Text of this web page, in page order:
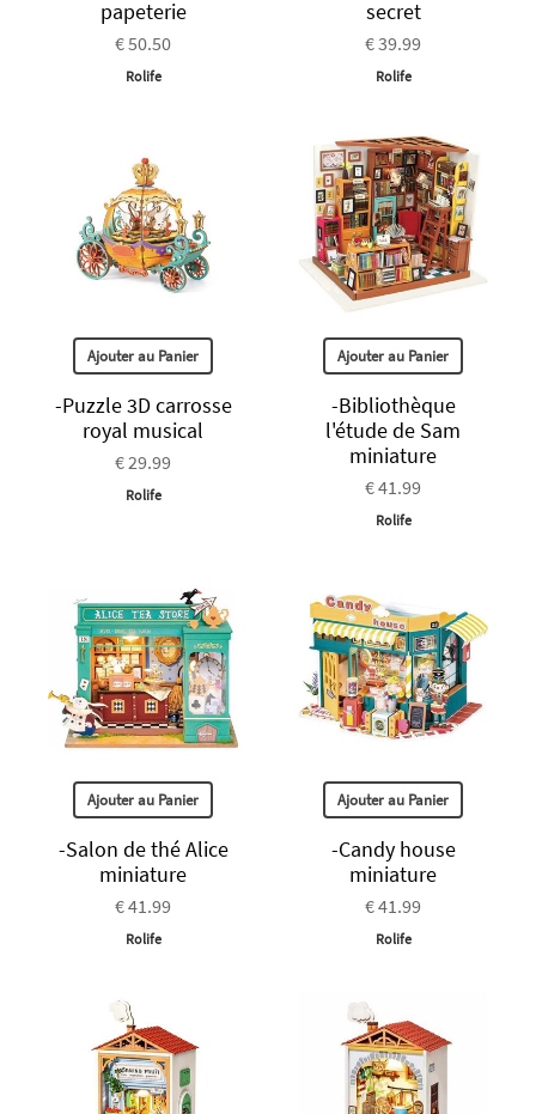
papeterie
€ 50.50
Rolife
secret
€ 39.99
Rolife
Ajouter au Panier
-Puzzle 3D carrosse
royal musical
€ 29.99
Rolife
Ajouter au Panier
-Bibliothèque
l'étude de Sam
miniature
€ 41.99
Rolife
Ajouter au Panier
-Salon de thé Alice
miniature
€ 41.99
Rolife
Ajouter au Panier
-Candy house
miniature
€ 41.99
Rolife